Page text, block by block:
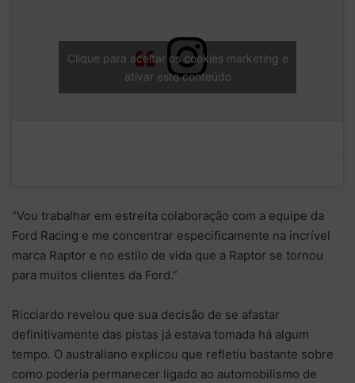
Clique para aceitar os cookies marketing e
ativar este conteúdo
“Vou trabalhar em estreita colaboração com a equipe da
Ford Racing e me concentrar especificamente na incrível
marca Raptor e no estilo de vida que a Raptor se tornou
para muitos clientes da Ford.”
Ricciardo revelou que sua decisão de se afastar
definitivamente das pistas já estava tomada há algum
tempo. O australiano explicou que refletiu bastante sobre
como poderia permanecer ligado ao automobilismo de